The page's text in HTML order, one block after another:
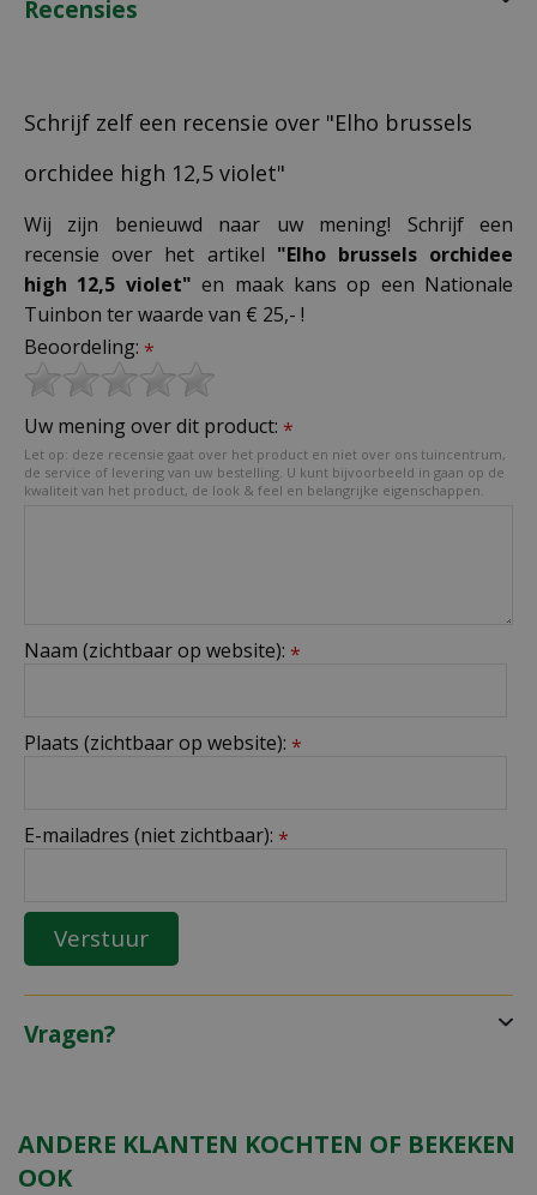
Recensies
Schrijf zelf een recensie over "Elho brussels
orchidee high 12,5 violet"
Wij zijn benieuwd naar uw mening! Schrijf een
recensie over het artikel "Elho brussels orchidee
high 12,5 violet" en maak kans op een Nationale
Tuinbon ter waarde van € 25,- !
Beoordeling: *
Uw mening over dit product: *
Let op: deze recensie gaat over het product en niet over ons tuincentrum,
de service of levering van uw bestelling. U kunt bijvoorbeeld in gaan op de
kwaliteit van het product, de look & feel en belangrijke eigenschappen.
Naam (zichtbaar op website): *
Plaats (zichtbaar op website): *
E-mailadres (niet zichtbaar): *
Vragen?
ANDERE KLANTEN KOCHTEN OF BEKEKEN
OOK